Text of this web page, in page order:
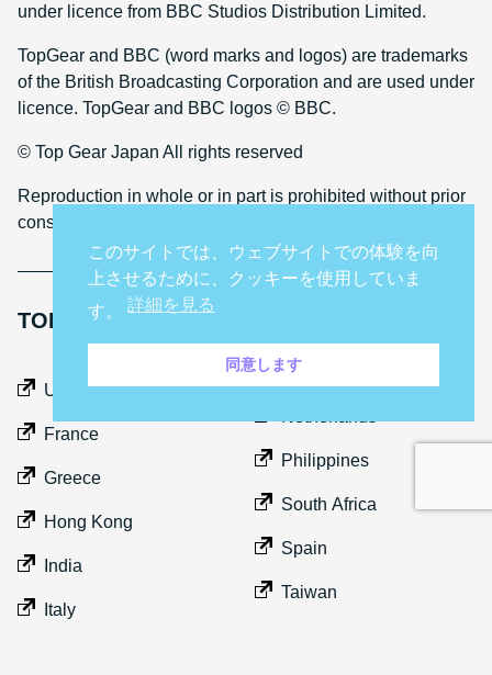
under licence from BBC Studios Distribution Limited.
TopGear and BBC (word marks and logos) are trademarks
of the British Broadcasting Corporation and are used under
licence. TopGear and BBC logos © BBC.
© Top Gear Japan All rights reserved
Reproduction in whole or in part is prohibited without prior
consent
TOP GEAR INTERNATIONAL SITES
UK
France
Greece
Hong Kong
India
Italy
Middle East
Philippines
South Africa
Spain
Taiwan
このサイトでは、ウェブサイトでの体験を向
上させるために、クッキーを使用していま
す。 詳細を見る
同意します